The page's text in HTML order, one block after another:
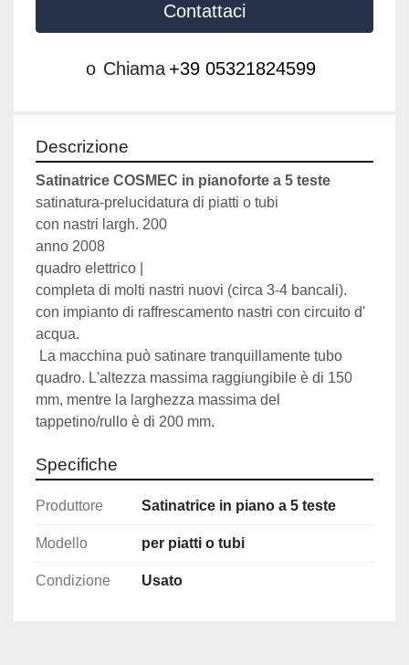
Contattaci
o Chiama +39 05321824599
Descrizione
Satinatrice COSMEC in pianoforte a 5 teste
satinatura-prelucidatura di piatti o tubi
con nastri largh. 200
anno 2008
quadro elettrico |
completa di molti nastri nuovi (circa 3-4 bancali).
con impianto di raffrescamento nastri con circuito d'
acqua.
quadro. L'altezza massima raggiungibile è di 150
mm, mentre la larghezza massima del
tappetino/rullo è di 200 mm.
Specifiche
Produttore Satinatrice in piano a 5 teste
Modello per piatti o tubi
Condizione Usato